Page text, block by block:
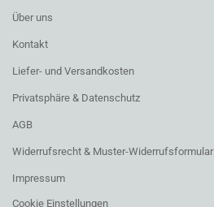
Über uns
Kontakt
Liefer- und Versandkosten
Privatsphäre & Datenschutz
AGB
Widerrufsrecht & Muster-Widerrufsformular
Impressum
Cookie Einstellungen